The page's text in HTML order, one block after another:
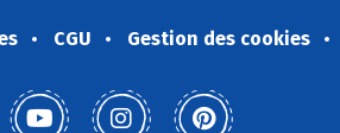
CGU Gestion des cookies